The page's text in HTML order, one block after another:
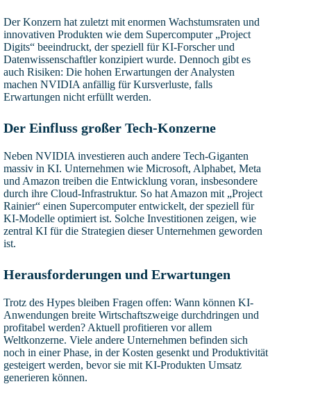
Der Konzern hat zuletzt mit enormen Wachstumsraten und
innovativen Produkten wie dem Supercomputer „Project
Digits“ beeindruckt, der speziell für KI-Forscher und
Datenwissenschaftler konzipiert wurde. Dennoch gibt es
auch Risiken: Die hohen Erwartungen der Analysten
machen NVIDIA anfällig für Kursverluste, falls
Erwartungen nicht erfüllt werden.
Der Einfluss großer Tech-Konzerne
Neben NVIDIA investieren auch andere Tech-Giganten
massiv in KI. Unternehmen wie Microsoft, Alphabet, Meta
und Amazon treiben die Entwicklung voran, insbesondere
durch ihre Cloud-Infrastruktur. So hat Amazon mit „Project
Rainier“ einen Supercomputer entwickelt, der speziell für
KI-Modelle optimiert ist. Solche Investitionen zeigen, wie
zentral KI für die Strategien dieser Unternehmen geworden
ist.
Herausforderungen und Erwartungen
Trotz des Hypes bleiben Fragen offen: Wann können KI-
Anwendungen breite Wirtschaftszweige durchdringen und
profitabel werden? Aktuell profitieren vor allem
Weltkonzerne. Viele andere Unternehmen befinden sich
noch in einer Phase, in der Kosten gesenkt und Produktivität
gesteigert werden, bevor sie mit KI-Produkten Umsatz
generieren können.